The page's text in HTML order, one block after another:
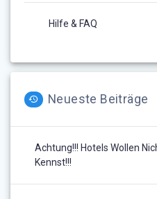
Hilfe & FAQ
Neueste Beiträge
Achtung!!! Hotels Wollen
Kennst!!!